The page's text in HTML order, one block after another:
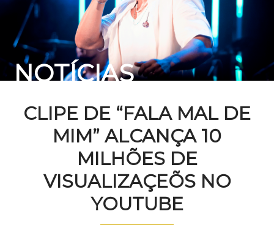
NOTÍCIAS
CLIPE DE “FALA MAL DE
MIM” ALCANÇA 10
MILHÕES DE
VISUALIZAÇEÕS NO
YOUTUBE